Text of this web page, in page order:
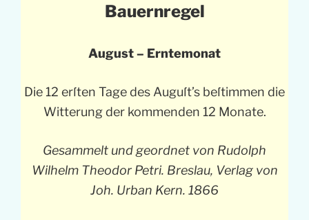
Bauernregel
August – Erntemonat
Die 12 erſten Tage des Auguſt’s beſtimmen die
Witterung der kommenden 12 Monate.
Gesammelt und geordnet von Rudolph
Wilhelm Theodor Petri. Breslau, Verlag von
Joh. Urban Kern. 1866